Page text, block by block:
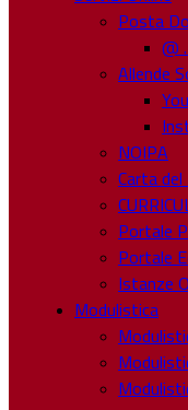
Posta
@
Allende
NOIPA
Carta
Portale
Portale
Istanze
Modulistica